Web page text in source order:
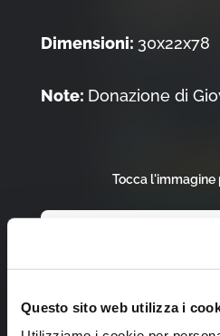
Questo sito web utilizza i
Dimensioni: 30x22x78
Note: Donazione di
Tocca l'immagine